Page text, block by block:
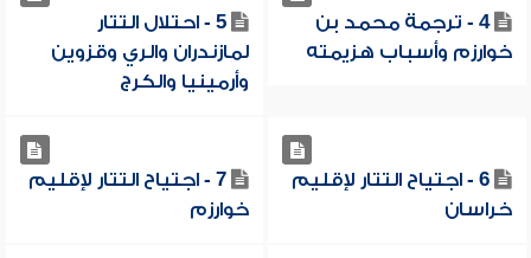
4 - ترجمة محمد بن
خوارزم وأسباب هزيمته
5 - احتلال التتار
لمازندران والري وقزوين
وأرمينيا والكرج
6 - اجتياح التتار لإقليم
خراسان
7 - اجتياح التتار لإقليم
خوارزم